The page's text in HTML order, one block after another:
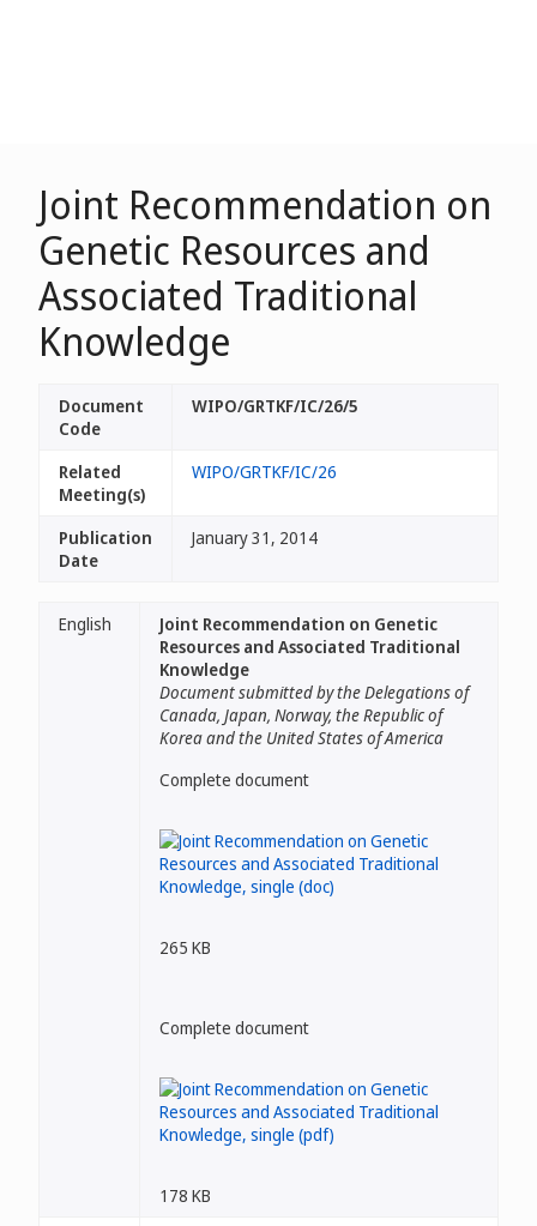
Joint Recommendation on
Genetic Resources and
Associated Traditional
Knowledge
Document
Code
WIPO/GRTKF/IC/26/5
Related
Meeting(s)
WIPO/GRTKF/IC/26
Publication
Date
January 31, 2014
English
Joint Recommendation on Genetic
Resources and Associated Traditional
Knowledge
Document submitted by the Delegations of
Canada, Japan, Norway, the Republic of
Korea and the United States of America
Complete document
265 KB
Complete document
178 KB